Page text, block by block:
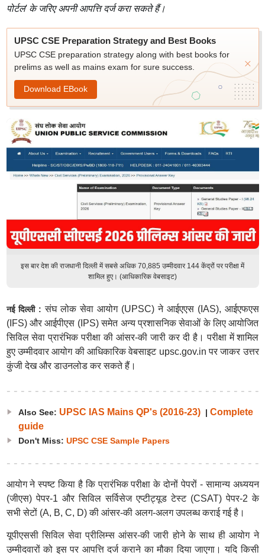
पोर्टल' के जरिए अपनी आपत्ति दर्ज करा सकते हैं।
UPSC CSE Preparation Strategy and Best Books
UPSC CSE preparation strategy along with best books for
prelims as well as mains exam for sure success.
Download EBook
इस बार देश की राजधानी दिल्ली में सबसे अधिक 70,885 उम्मीदवार 144 केंद्रों पर परीक्षा में
शामिल हुए। (आधिकारिक वेबसाइट)
नई दिल्ली :संघ लोक सेवा आयोग (UPSC) ने आईएएस (IAS), आईएफएस
(IFS) और आईपीएस (IPS) समेत अन्य प्रशासनिक सेवाओं के लिए आयोजित
सिविल सेवा प्रारंभिक परीक्षा की आंसर-की जारी कर दी है। परीक्षा में शामिल
हुए उम्मीदवार आयोग की आधिकारिक वेबसाइट upsc.gov.in पर जाकर उत्तर
कुंजी देख और डाउनलोड कर सकते हैं।
Also See: UPSC IAS Mains QP's (2016-23)| Complete
guide
Don't Miss: UPSC CSE Sample Papers
आयोग ने स्पष्ट किया है कि प्रारंभिक परीक्षा के दोनों पेपरों - सामान्य अध्ययन
(जीएस) पेपर-1 और सिविल सर्विसेज एप्टीट्यूड टेस्ट (CSAT) पेपर-2 के
सभी सेटों (A, B, C, D) की आंसर-की अलग-अलग उपलब्ध कराई गई है।
यूपीएससी सिविल सेवा प्रीलिम्स आंसर-की जारी होने के साथ ही आयोग ने
उम्मीदवारों को इस पर आपत्ति दर्ज कराने का मौका दिया जाएगा। यदि किसी